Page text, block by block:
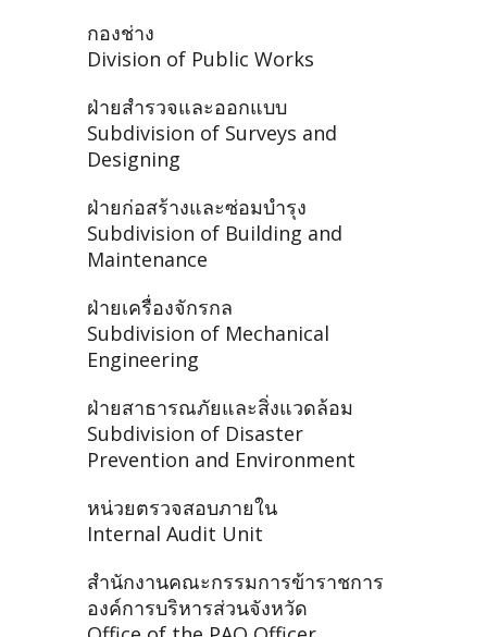
กองช่าง
Division of Public Works
ฝ่ายสำรวจและออกแบบ
Subdivision of Surveys and
Designing
ฝ่ายก่อสร้างและซ่อมบำรุง
Subdivision of Building and
Maintenance
ฝ่ายเครื่องจักรกล
Subdivision of Mechanical
Engineering
ฝ่ายสาธารณภัยและสิ่งแวดล้อม
Subdivision of Disaster
Prevention and Environment
หน่วยตรวจสอบภายใน
Internal Audit Unit
สำนักงานคณะกรรมการข้าราชการ
องค์การบริหารส่วนจังหวัด